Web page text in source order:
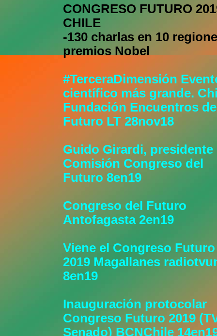
CONGRESO FUTURO
CHILE
-130 charlas en 10
premios Nobel
#TerceraDimensión
científico más grande.
Fundación Encuentros
Futuro LT 28nov18
Guido Girardi, presidente
Comisión Congreso del
Futuro 8en19
Congreso del Futuro
Antofagasta 2en19
Viene el Congreso Futuro
2019 Magallanes
8en19
Inauguración protocolar
Congreso Futuro 2019
Senado) BCNChile